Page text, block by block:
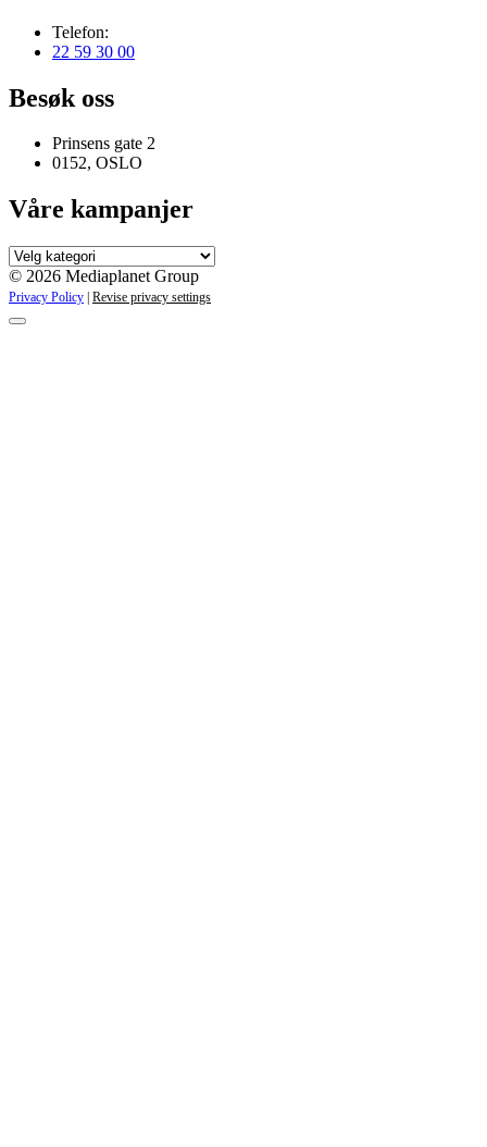
Telefon:
22 59 30 00
Besøk oss
Prinsens gate 2
0152, OSLO
Våre kampanjer
Våre
kampanjer
© 2026 Mediaplanet Group
Privacy Policy Revise privacy settings